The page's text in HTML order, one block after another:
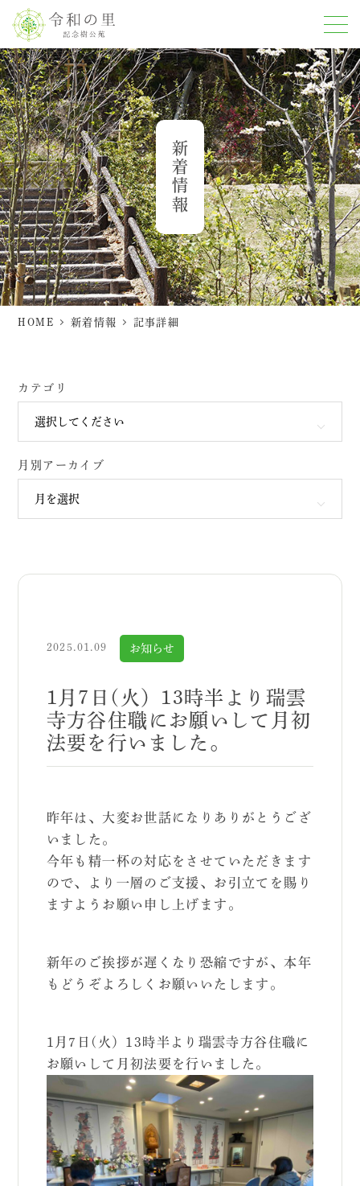
新着情報
HOME 新着情報 記事詳細
カテゴリ
月別アーカイブ
2025.01.09 お知らせ
1月7日(火）13時半より瑞雲
寺方谷住職にお願いして月初
法要を行いました。
昨年は、大変お世話になりありがとうござ
いました。
今年も精一杯の対応をさせていただきます
ので、より一層のご支援、お引立てを賜り
ますようお願い申し上げます。
新年のご挨拶が遅くなり恐縮ですが、本年
もどうぞよろしくお願いいたします。
1月7日(火）13時半より瑞雲寺方谷住職に
お願いして月初法要を行いました。